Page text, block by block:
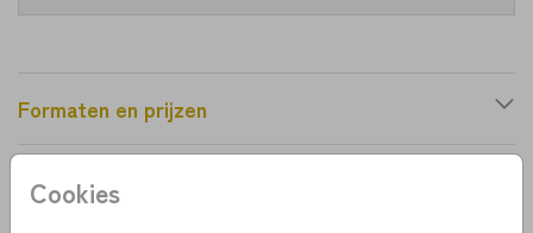
Cookies
Formaten en prijzen
Productinformatie